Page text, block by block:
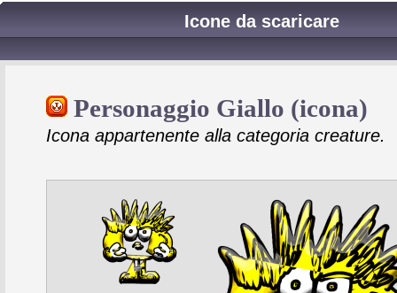
Icone da scaricare
Personaggio Giallo (icona)
Icona appartenente alla categoria creature.